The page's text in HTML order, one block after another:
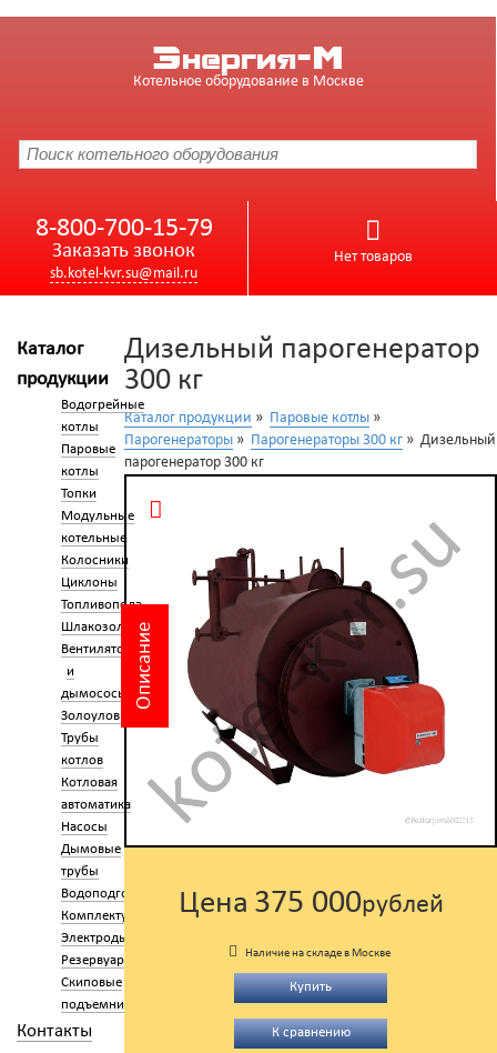
Энергия-М
Котельное оборудование в Москве
8-800-700-15-79
Заказать звонок
sb.kotel-kvr.su@mail.ru
Нет товаров
Каталог
продукции
Водогрейные
котлы
Паровые
котлы
Топки
Модульные
котельные
Колосники
Циклоны
Топливоподача
Шлакозолоудаление
Вентиляторы
и
дымососы
Золоуловители
Трубы
котлов
Котловая
автоматика
Насосы
Дымовые
трубы
Водоподготовка
Комплектующие
Электроды
Резервуары
Скиповые
подъемники
Контакты
Дизельный парогенератор
300 кг
Каталог продукции » Паровые котлы »
Парогенераторы » Парогенераторы 300 кг » Дизельный
парогенератор 300 кг
Описание
Цена 375 000рублей
Наличие на складе в Москве
Купить
К сравнению